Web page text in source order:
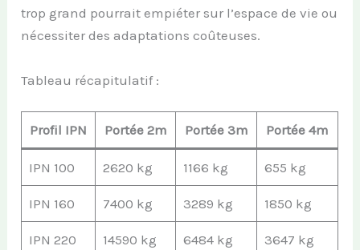
trop grand pourrait empiéter sur l’espace de vie ou
nécessiter des adaptations coûteuses.
Tableau récapitulatif :
Profil IPN Portée 2m Portée 3m Portée 4m
IPN 100 2620 kg 1166 kg 655 kg
IPN 160 7400 kg 3289 kg 1850 kg
IPN 220 14590 kg 6484 kg 3647 kg